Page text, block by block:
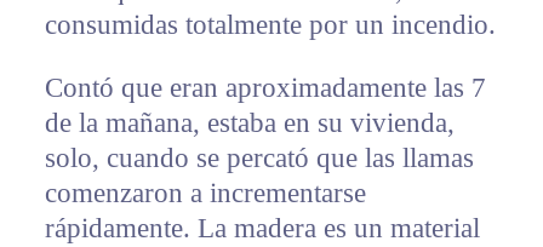
consumidas totalmente por un incendio.
Contó que eran aproximadamente las 7
de la mañana, estaba en su vivienda,
solo, cuando se percató que las llamas
comenzaron a incrementarse
rápidamente. La madera es un material